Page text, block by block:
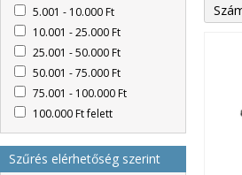
5.001 - 10.000 Ft
10.001 - 25.000 Ft
25.001 - 50.000 Ft
50.001 - 75.000 Ft
75.001 - 100.000 Ft
100.000 Ft felett
Szűrés elérhetőség szerint